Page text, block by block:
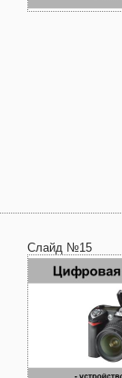
Слайд №15